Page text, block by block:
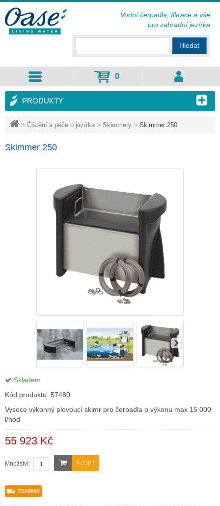
> Čištění a péče o jezírka > Skimmery > Skimmer 250
Skimmer 250
Skladem
Kód produktu: 57480
Vysoce výkonný plovoucí skimr pro čerpadla o výkonu max 15 000
l/hod
55 923 Kč
Koupit
Množství:
PRODUKTY
Hledat
0
Vodní čerpadla, filtrace a vše
pro zahradní jezírka